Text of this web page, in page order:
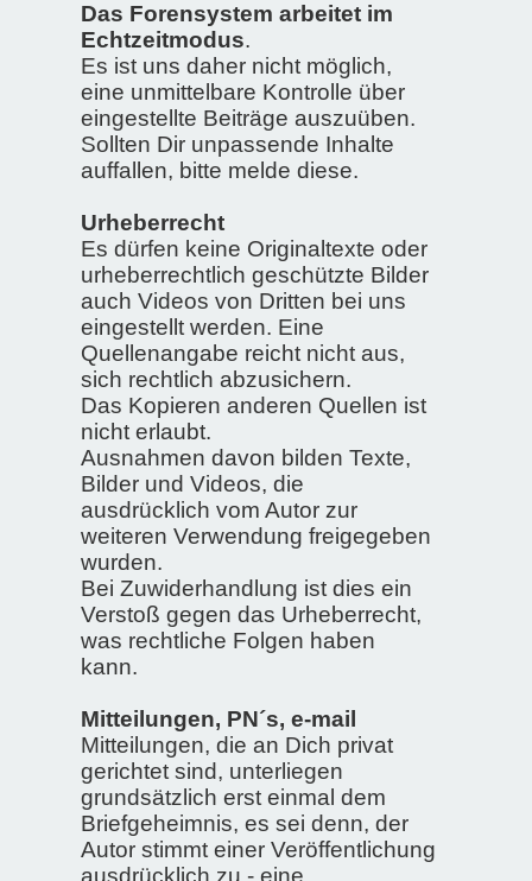
Das Forensystem arbeitet im
Echtzeitmodus.
Es ist uns daher nicht möglich,
eine unmittelbare Kontrolle über
eingestellte Beiträge auszuüben.
Sollten Dir unpassende Inhalte
auffallen, bitte melde diese.
Urheberrecht
Es dürfen keine Originaltexte oder
urheberrechtlich geschützte Bilder
auch Videos von Dritten bei uns
eingestellt werden. Eine
Quellenangabe reicht nicht aus,
sich rechtlich abzusichern.
Das Kopieren anderen Quellen ist
nicht erlaubt.
Ausnahmen davon bilden Texte,
Bilder und Videos, die
ausdrücklich vom Autor zur
weiteren Verwendung freigegeben
wurden.
Bei Zuwiderhandlung ist dies ein
Verstoß gegen das Urheberrecht,
was rechtliche Folgen haben
kann.
Mitteilungen, PN´s, e-mail
Mitteilungen, die an Dich privat
gerichtet sind, unterliegen
grundsätzlich erst einmal dem
Briefgeheimnis, es sei denn, der
Autor stimmt einer Veröffentlichung
ausdrücklich zu - eine